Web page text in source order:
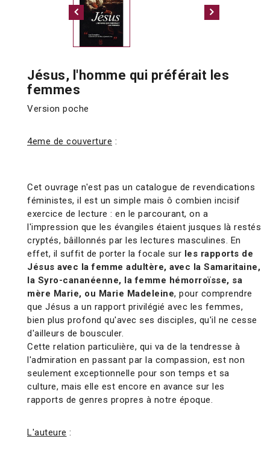
Jésus, l'homme qui préférait les
femmes
Version poche
4eme de couverture :
Cet ouvrage n'est pas un catalogue de revendications
féministes, il est un simple mais ô combien incisif
exercice de lecture : en le parcourant, on a
l'impression que les évangiles étaient jusques là restés
cryptés, bâillonnés par les lectures masculines. En
effet, il suffit de porter la focale sur les rapports de
Jésus avec la femme adultère, avec la Samaritaine,
la Syro-cananéenne, la femme hémorroïsse, sa
mère Marie, ou Marie Madeleine, pour comprendre
que Jésus a un rapport privilégié avec les femmes,
bien plus profond qu'avec ses disciples, qu'il ne cesse
d'ailleurs de bousculer.
Cette relation particulière, qui va de la tendresse à
l'admiration en passant par la compassion, est non
seulement exceptionnelle pour son temps et sa
culture, mais elle est encore en avance sur les
rapports de genres propres à notre époque.
L'auteure :